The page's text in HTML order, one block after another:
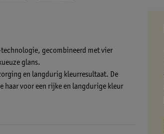
gecombineerd met vier
glans.
en langdurig kleurresultaat. De
haar voor een rijke en langdurige kleur